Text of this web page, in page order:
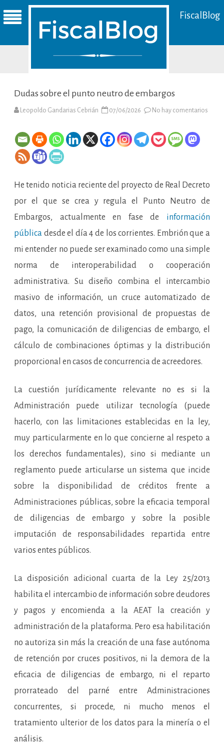
FiscalBlog
Dudas sobre el punto neutro de embargos
Leopoldo Gandarias Cebrián 07/06/2026 No hay comentarios
He tenido noticia reciente del proyecto de Real Decreto
por el que se crea y regula el Punto Neutro de
Embargos, actualmente en fase de información
pública desde el día 4 de los corrientes. Embrión que a
mi entender no puede ser examinado como una simple
norma de interoperabilidad o cooperación
administrativa. Su diseño combina el intercambio
masivo de información, un cruce automatizado de
datos, una retención provisional de propuestas de
pago, la comunicación de diligencias de embargo, el
cálculo de combinaciones óptimas y la distribución
proporcional en casos de concurrencia de acreedores.
La cuestión jurídicamente relevante no es si la
Administración puede utilizar tecnología (puede
hacerlo, con las limitaciones establecidas en la ley,
muy particularmente en lo que concierne al respeto a
los derechos fundamentales), sino si mediante un
reglamento puede articularse un sistema que incide
sobre la disponibilidad de créditos frente a
Administraciones públicas, sobre la eficacia temporal
de diligencias de embargo y sobre la posible
imputación de responsabilidades repartida entre
varios entes públicos.
La disposición adicional cuarta de la Ley 25/2013
habilita el intercambio de información sobre deudores
y pagos y encomienda a la AEAT la creación y
administración de la plataforma. Pero esa habilitación
no autoriza sin más la creación de una fase autónoma
de retención por cruces positivos, ni la demora de la
eficacia de diligencias de embargo, ni el reparto
prorrateado del parné entre Administraciones
concurrentes, si procede, ni mucho menos el
tratamiento ulterior de los datos para la minería o el
análisis.